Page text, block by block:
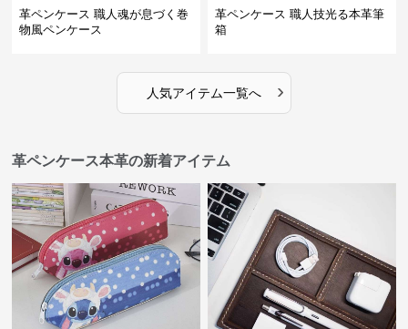
革ペンケース 職人魂が息づく巻
物風ペンケース
革ペンケース 職人技光る本革筆
箱
人気アイテム一覧へ ›
革ペンケース本革の新着アイテム